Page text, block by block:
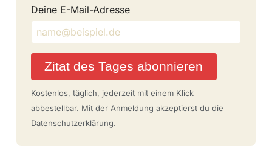
Deine E-Mail-Adresse
Zitat des Tages abonnieren
Kostenlos, täglich, jederzeit mit einem Klick
abbestellbar. Mit der Anmeldung akzeptierst du die
Datenschutzerklärung.